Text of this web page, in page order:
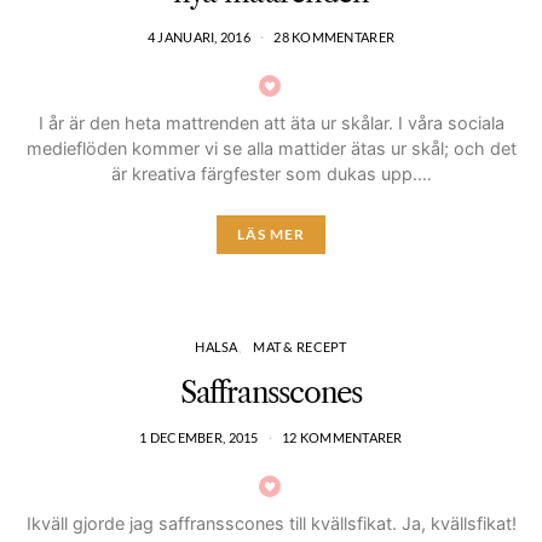
4 JANUARI, 2016 28 KOMMENTARER
I år är den heta mattrenden att äta ur skålar. I våra sociala
medieflöden kommer vi se alla mattider ätas ur skål; och det
är kreativa färgfester som dukas upp.…
LÄS MER
HALSA MAT & RECEPT
Saffransscones
1 DECEMBER, 2015 12 KOMMENTARER
Ikväll gjorde jag saffransscones till kvällsfikat. Ja, kvällsfikat!